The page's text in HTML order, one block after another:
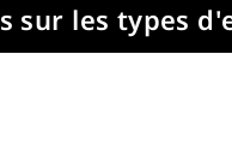
sur les types